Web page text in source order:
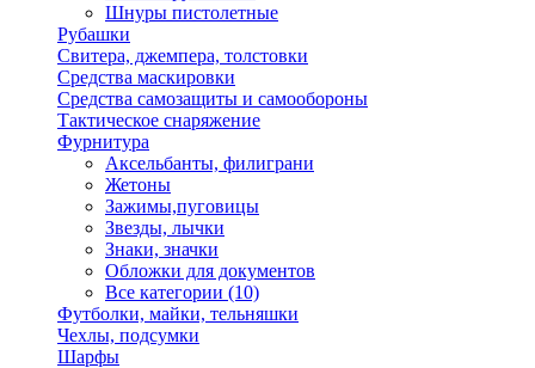
Шнуры пистолетные
Рубашки
Свитера, джемпера, толстовки
Средства маскировки
Средства самозащиты и самообороны
Тактическое снаряжение
Фурнитура
Аксельбанты, филиграни
Жетоны
Зажимы,пуговицы
Звезды, лычки
Знаки, значки
Обложки для документов
Все категории (10)
Футболки, майки, тельняшки
Чехлы, подсумки
Шарфы